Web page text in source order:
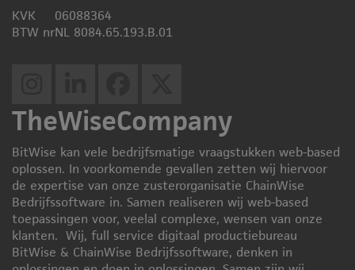
KVK
06088364
BTW nrNL 8084.65.193.B.01
TheWiseCompany
BitWise kan vele bedrijfsmatige vraagstukken web-based
oplossen. In voorkomende gevallen zetten wij hiervoor
de expertise van onze zusterorganisatie ChainWise
Bedrijfssoftware in. Samen realiseren wij web-based
toepassingen voor, veelal complexe, wensen van onze
klanten. Wij, full service digitaal productiebureau
BitWise & ChainWise Bedrijfssoftware, denken in